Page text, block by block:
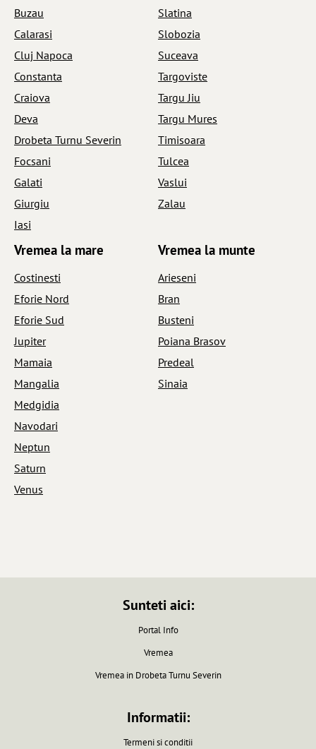
Buzau
Calarasi
Cluj Napoca
Constanta
Craiova
Deva
Drobeta Turnu Severin
Focsani
Galati
Giurgiu
Iasi
Slatina
Slobozia
Suceava
Targoviste
Targu Jiu
Targu Mures
Timisoara
Tulcea
Vaslui
Zalau
Vremea la mare
Costinesti
Eforie Nord
Eforie Sud
Jupiter
Mamaia
Mangalia
Medgidia
Navodari
Neptun
Saturn
Venus
Vremea la munte
Arieseni
Bran
Busteni
Poiana Brasov
Predeal
Sinaia
Sunteti aici:
Portal Info
Vremea
Vremea in Drobeta Turnu Severin
Informatii:
Termeni si conditii